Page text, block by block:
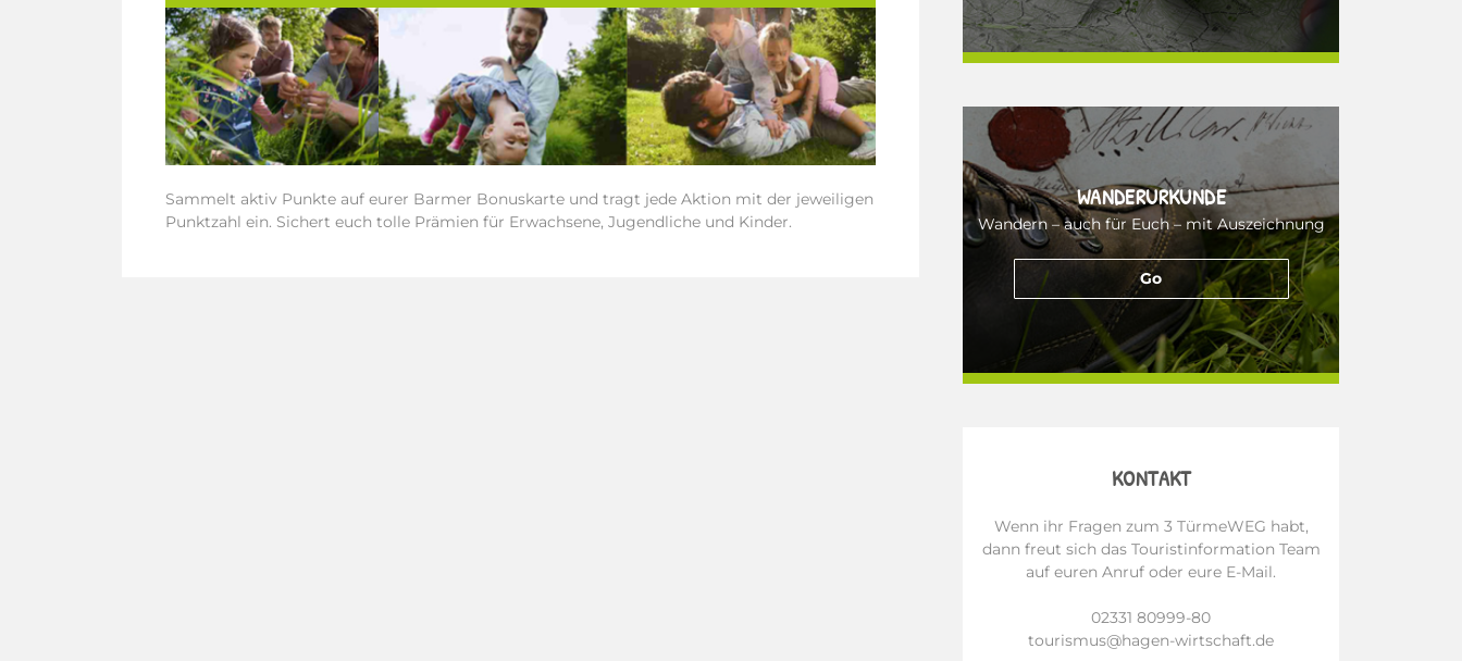
Sammelt aktiv Punkte auf eurer Barmer Bonuskarte und tragt jede Aktion mit der jeweiligen
Punktzahl ein. Sichert euch tolle Prämien für Erwachsene, Jugendliche und Kinder.
WANDERURKUNDE
Wandern – auch für Euch – mit Auszeichnung
Go
KONTAKT
Wenn ihr Fragen zum 3 TürmeWEG habt,
dann freut sich das Touristinformation Team
auf euren Anruf oder eure E-Mail.
02331 80999-80
tourismus@hagen-wirtschaft.de